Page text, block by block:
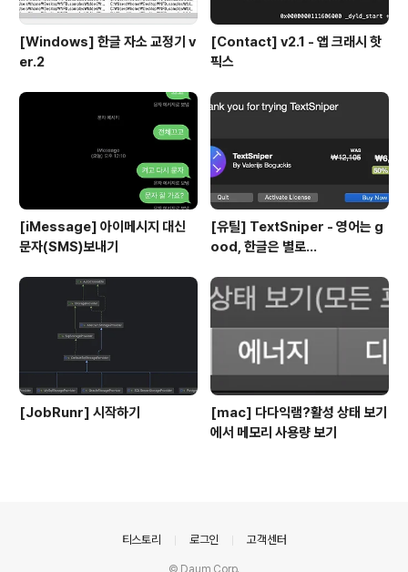
[Windows] 한글 자소 교정기 v
er.2
[Contact] v2.1 - 앱 크래시 핫
픽스
[iMessage] 아이메시지 대신
문자(SMS)보내기
[유틸] TextSniper - 영어는 g
ood, 한글은 별로...
[JobRunr] 시작하기
[mac] 다다익램?활성 상태 보기
에서 메모리 사용량 보기
티스토리 로그인 고객센터
© Daum Corp.